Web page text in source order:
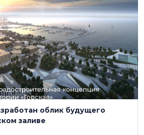
облик будущего
заливе